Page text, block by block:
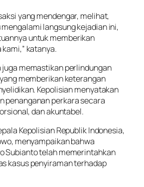
yang mendengar, melihat,
langsung kejadian ini,
untuk memberikan
katanya.
juga memastikan perlindungan
memberikan keterangan
Kepolisian menyatakan
penanganan perkara secara
dan akuntabel.
Kepolisian Republik Indonesia,
menyampaikan bahwa
Subianto telah memerintahkan
kasus penyiraman terhadap